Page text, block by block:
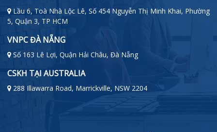
Lầu 6, Toà Nhà Lộc Lê, Số 454 Nguyễn Thị Minh Khai, Phường
5, Quận 3, TP HCM
VNPC ĐÀ NẴNG
Số 163 Lê Lợi, Quận Hải Châu, Đà Nẵng
CSKH TẠI AUSTRALIA
288 Illawarra Road, Marrickville, NSW 2204